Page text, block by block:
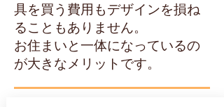
具を買う費用もデザインを損ね
ることもありません。
お住まいと一体になっているの
が大きなメリットです。